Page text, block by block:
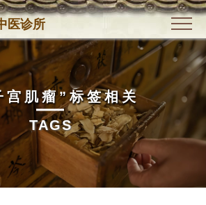
医诊所
宫肌瘤”标签相关
TAGS